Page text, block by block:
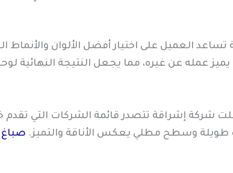
العميل على اختيار أفضل الألوان والأنماط
عمله عن غيره، مما يجعل النتيجة النهائية
شركة إشراقة تتصدر قائمة الشركات التي تقدم
طويلة وسطح مطلي يعكس الأناقة والتميز.